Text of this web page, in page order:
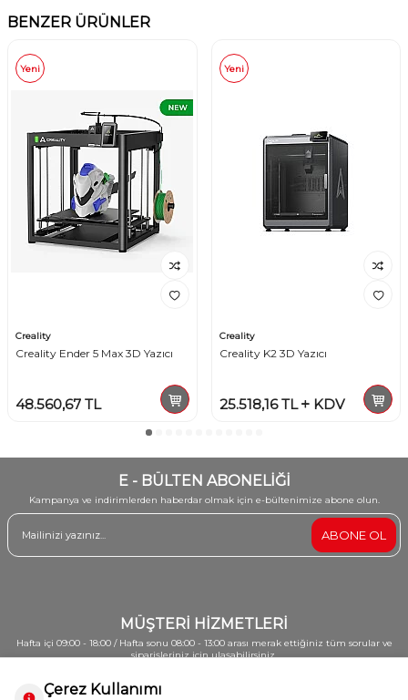
BENZER ÜRÜNLER
Yeni
Creality
Creality Ender 5 Max 3D Yazıcı
48.560,67 TL
Yeni
Creality
Creality K2 3D Yazıcı
25.518,16TL KDV
E - BÜLTEN ABONELİĞİ
Kampanya ve indirimlerden haberdar olmak için e-bültenimize abone olun.
ABONE OL
MÜŞTERİ HİZMETLERİ
Hafta içi 09:00 - 18:00 / Hafta sonu 08:00 - 13:00 arası merak ettiğiniz tüm sorular ve
siparişleriniz için ulaşabilirsiniz.
0212 213 62 82 - 0542 652 08 01
Çerez Kullanımı